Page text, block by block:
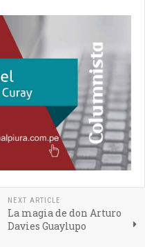
NEXT ARTICLE
La magia de don Arturo
Davies Guaylupo